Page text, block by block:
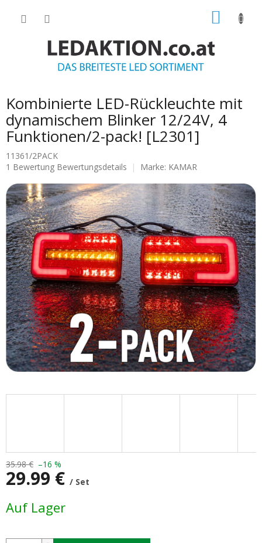
Kombinierte LED-Rückleuchte mit
dynamischem Blinker 12/24V, 4
Funktionen/2-pack! [L2301]
11361/2PACK
Die
Produktbewertung
ist
5.0
von
5
Sternen.
1 Bewertung Bewertungsdetails Marke: KAMAR
35.98 € –16 %
29.99 € / Set
Auf Lager